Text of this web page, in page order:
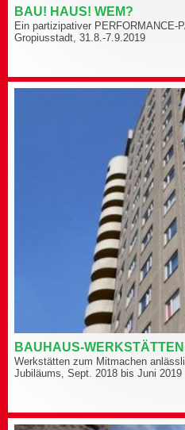
BAU! HAUS! WEM?
Ein partizipativer PERFORMANCE-
Gropiusstadt, 31.8.-7.9.2019
BAUHAUS-
Werkstätten zum Mitmachen
Jubiläums, Sept. 2018 bis Juni 2019